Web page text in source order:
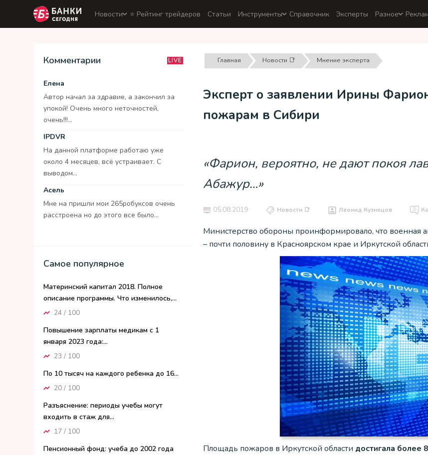
Новости ⭐️ Рейтинг трейдеров Статьи Инструменты Справочник Эксперты Разное
Комментарии LIVE
Елена
Автор начал за здравие, а закончил за
упокой! Очень много неточностей,
очень!!!...
IPDVR
На данной платформе работаю уже
около 4 месяцев, всё устраивает. С
выводом...
Асель
Мне на пришли мои 265робуксов очень
расстроена но до этого все было...
Самое популярное
Материнский капитал 2018. Полное
описание программы. Что изменилось,...
24 / 100
Повышение зарплаты медикам с 1
января 2023 года:...
23 / 100
По 10 тысяч на каждого ребенка до 16...
20 / 100
Разъяснение: периоды учебы могут
входить в стаж для...
17 / 100
Пенсионный фонд: учеба до 2002 года
Главная Новости 📑 Мнение эксперта
Эксперт о заявлении Ирины
пожарам в Сибири
«Фарион, вероятно, не дают покоя
Абажур…»
05.08.2019 Новости 📑 Леонид Кузнецов
Министерство обороны проинформировало, что
– почти половину в Красноярском крае и Иркутской
Площадь пожаров в Иркутской области достигала более